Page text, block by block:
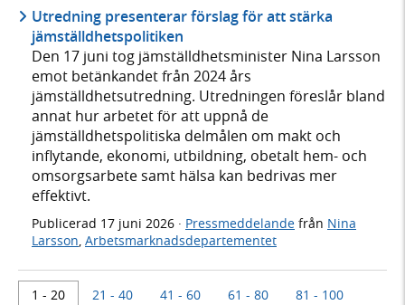
Utredning presenterar förslag för att stärka
jämställdhetspolitiken
Den 17 juni tog jämställdhetsminister Nina Larsson
emot betänkandet från 2024 års
jämställdhetsutredning. Utredningen föreslår bland
annat hur arbetet för att uppnå de
jämställdhetspolitiska delmålen om makt och
inflytande, ekonomi, utbildning, obetalt hem- och
omsorgsarbete samt hälsa kan bedrivas mer
effektivt.
Publicerad 17 juni 2026 · Pressmeddelande från Nina
Larsson Arbetsmarknadsdepartementet
1 - 20 21 - 40 41 - 60 61 - 80 81 - 100